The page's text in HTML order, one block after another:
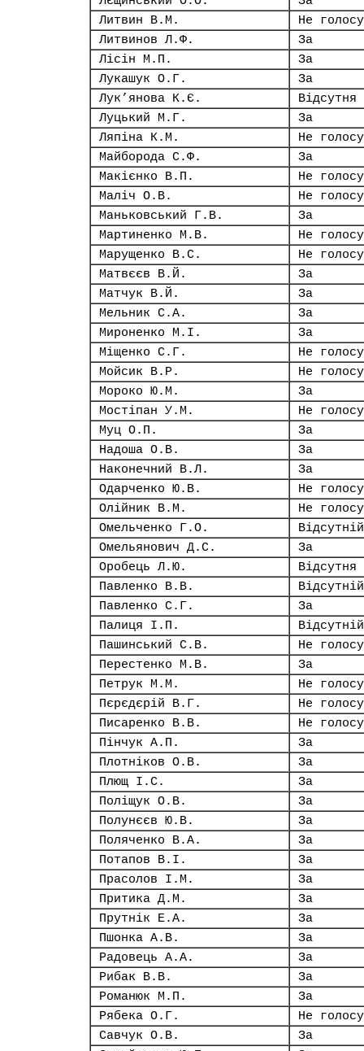
Литвин В.М.
Не
Литвинов Л.Ф.
За
Лісін М.П.
За
Лукашук О.Г.
За
Лук’янова К.Є.
Відсутня
Луцький М.Г.
За
Ляпіна К.М.
Не
Майборода С.Ф.
За
Макієнко В.П.
Не
Маліч О.В.
Не
Маньковський Г.В.
За
Мартиненко М.В.
Не
Марущенко В.С.
Не
Матвєєв В.Й.
За
Матчук В.Й.
За
Мельник С.А.
За
Мироненко М.І.
За
Міщенко С.Г.
Не
Мойсик В.Р.
Не
Мороко Ю.М.
За
Мостіпан У.М.
Не
Муц О.П.
За
Надоша О.В.
За
Наконечний В.Л.
За
Одарченко Ю.В.
Не
Олійник В.М.
Не
Омельченко Г.О.
Відсутній
Омельянович Д.С.
За
Оробець Л.Ю.
Відсутня
Павленко В.В.
Відсутній
Павленко С.Г.
За
Палиця І.П.
Відсутній
Пашинський С.В.
Не
Перестенко М.В.
За
Петрук М.М.
Не
Пєрєдєрій В.Г.
Не
Писаренко В.В.
Не
Пінчук А.П.
За
Плотніков О.В.
За
Плющ І.С.
За
Поліщук О.В.
За
Полунєєв Ю.В.
За
Поляченко В.А.
За
Потапов В.І.
За
Прасолов І.М.
За
Притика Д.М.
За
Прутнік Е.А.
За
Пшонка А.В.
За
Радовець А.А.
За
Рибак В.В.
За
Романюк М.П.
За
Рябека О.Г.
Не
Савчук О.В.
За